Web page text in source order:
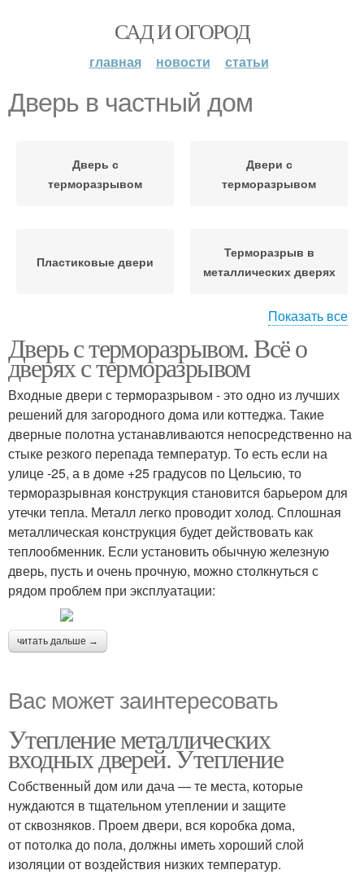
САД И ОГОРОД
главная новости статьи
Дверь в частный дом
Дверь с
терморазрывом
Двери с
терморазрывом
Пластиковые двери
Терморазрыв в
металлических дверях
Входная дверь
Двери в деревянный
дом
Показать все
Дверь с терморазрывом. Всё о
дверях с терморазрывом
Входные двери с терморазрывом - это одно из лучших
решений для загородного дома или коттеджа. Такие
дверные полотна устанавливаются непосредственно на
стыке резкого перепада температур. То есть если на
улице -25, а в доме +25 градусов по Цельсию, то
терморазрывная конструкция становится барьером для
утечки тепла. Металл легко проводит холод. Сплошная
металлическая конструкция будет действовать как
теплообменник. Если установить обычную железную
дверь, пусть и очень прочную, можно столкнуться с
рядом проблем при эксплуатации:
читать дальше →
Вас может заинтересовать
Утепление металлических
входных дверей. Утепление
Собственный дом или дача — те места, которые
нуждаются в тщательном утеплении и защите
от сквозняков. Проем двери, вся коробка дома,
от потолка до пола, должны иметь хороший слой
изоляции от воздействия низких температур.